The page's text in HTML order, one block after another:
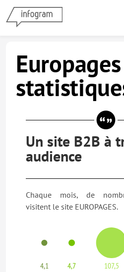
Un site B2B à
audience
Chaque mois, de
visitent le site EUROPAGES.
4,1 4,7 107,5